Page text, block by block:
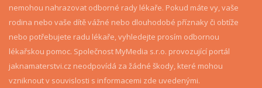
nemohou nahrazovat odborné rady lékaře. Pokud máte vy, vaše
rodina nebo vaše dítě vážné nebo dlouhodobé příznaky či obtíže
nebo potřebujete radu lékaře, vyhledejte prosím odbornou
lékařskou pomoc. Společnost MyMedia s.r.o. provozující portál
jaknamaterstvi.cz neodpovídá za žádné škody, které mohou
vzniknout v souvislosti s informacemi zde uvedenými.